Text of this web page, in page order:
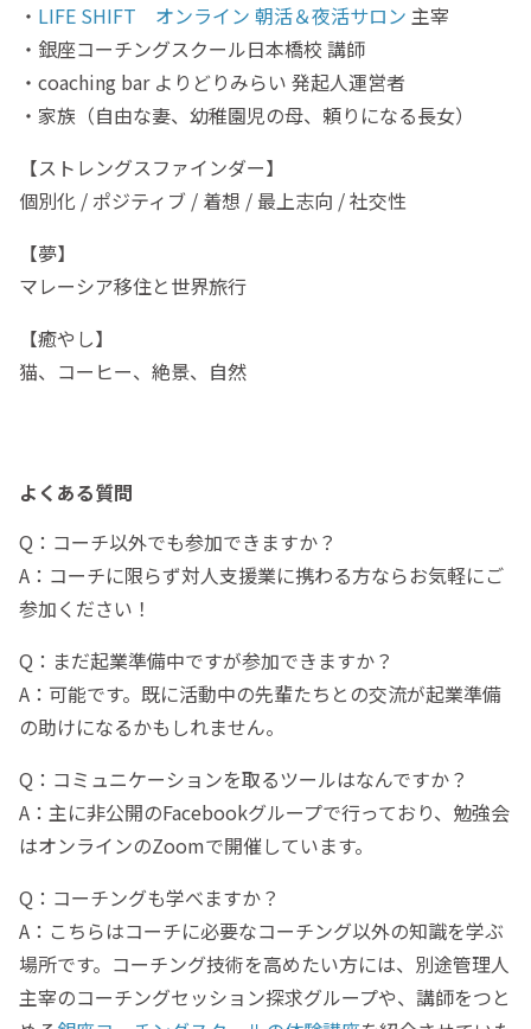
・ LIFE SHIFT オンライン 朝活＆夜活サロン 主宰
・銀座コーチングスクール日本橋校 講師
・coaching bar よりどりみらい 発起人運営者
・家族（自由な妻、幼稚園児の母、頼りになる長女）
【ストレングスファインダー】
個別化 / ポジティブ / 着想 / 最上志向 / 社交性
【夢】
マレーシア移住と世界旅行
【癒やし】
猫、コーヒー、絶景、自然
よくある質問
Q：コーチ以外でも参加できますか？
A：コーチに限らず対人支援業に携わる方ならお気軽にご
参加ください！
Q：まだ起業準備中ですが参加できますか？
A：可能です。既に活動中の先輩たちとの交流が起業準備
の助けになるかもしれません。
Q：コミュニケーションを取るツールはなんですか？
A：主に非公開のFacebookグループで行っており、勉強会
はオンラインのZoomで開催しています。
Q：コーチングも学べますか？
A：こちらはコーチに必要なコーチング以外の知識を学ぶ
場所です。コーチング技術を高めたい方には、別途管理人
主宰のコーチングセッション探求グループや、講師をつと